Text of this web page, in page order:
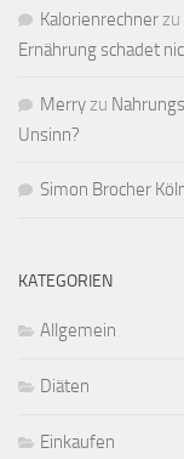
Kalorienrechnerzu
Ernährung schadet
Merryzu
Unsinn?
Simon Brocher
KATEGORIEN
Allgemein
Diäten
Einkaufen